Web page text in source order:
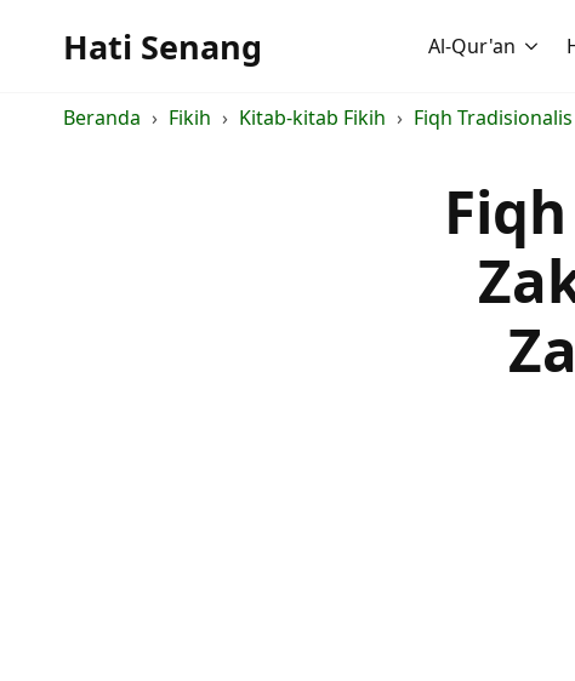
Hati Senang Al-Qur'an
Beranda Fikih Kitab-kitab Fikih Fiqh